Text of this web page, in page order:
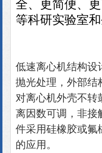
全、更简便、
等科研实验室
低速离心机结构设
抛光处理，外部结
对离心机外壳不转
离因数可调，非接
件采用硅橡胶或氟
的应用。